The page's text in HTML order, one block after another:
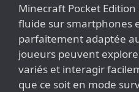
Minecraft Pocket
fluide sur smartphones
parfaitement adaptée
joueurs peuvent
variés et interagir
que ce soit en mode